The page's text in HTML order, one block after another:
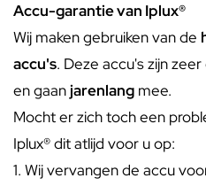
Accu-garantie van Iplux®
Wij maken gebruiken van de
accu's. Deze accu's zijn
en gaanjarenlang mee.
Mocht er zich toch een
Iplux® dit atlijd voor u op:
1. Wij vervangen de accu